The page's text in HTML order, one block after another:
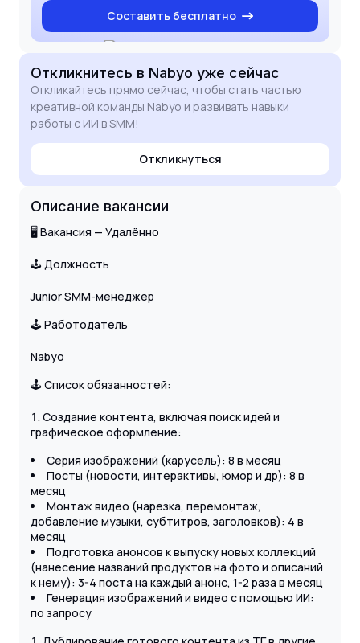
Составить бесплатно
Откликнитесь в Nabyo уже сейчас
Откликайтесь прямо сейчас, чтобы стать частью
креативной команды Nabyo и развивать навыки
работы с ИИ в SMM!
Откликнуться
Описание вакансии
🖥 Вакансия — Удалённо
🕹 Должность
Junior SMM-менеджер
🕹 Работодатель
Nabyo
🕹 Список обязанностей:
Создание контента, включая поиск идей и
графическое оформление:
Серия изображений (карусель): 8 в месяц
Посты (новости, интерактивы, юмор и др): 8 в
месяц
Монтаж видео (нарезка, перемонтаж,
добавление музыки, субтитров, заголовков): 4 в
месяц
Подготовка анонсов к выпуску новых коллекций
(нанесение названий продуктов на фото и описаний
к нему): 3-4 поста на каждый анонс, 1-2 раза в месяц
Генерация изображений и видео с помощью ИИ:
по запросу